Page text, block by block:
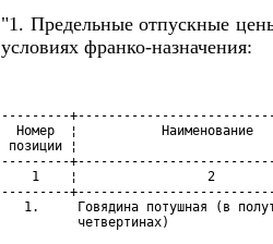
"1. Предельные отпускные
условиях франко-назначения:
---------
Номер  ¦           Наименование
позиции ¦
---------
1    ¦                 2
---------
1.     Говядина потушная (в